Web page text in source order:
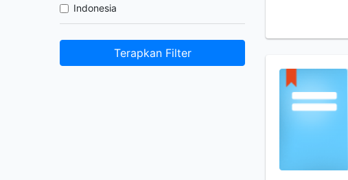
Indonesia
Terapkan Filter